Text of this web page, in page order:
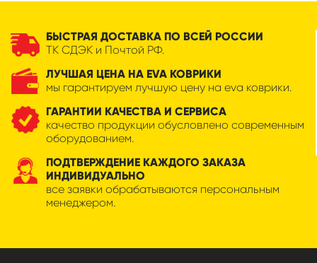
БЫСТРАЯ ДОСТАВКА ПО ВСЕЙ РОССИИ
ТК СДЭК и Почтой РФ.
ЛУЧШАЯ ЦЕНА НА EVA КОВРИКИ
мы гарантируем лучшую цену на eva коврики.
ГАРАНТИИ КАЧЕСТВА И СЕРВИСА
качество продукции обусловлено современным
оборудованием.
ПОДТВЕРЖДЕНИЕ КАЖДОГО ЗАКАЗА
ИНДИВИДУАЛЬНО
все заявки обрабатываются персональным
менеджером.